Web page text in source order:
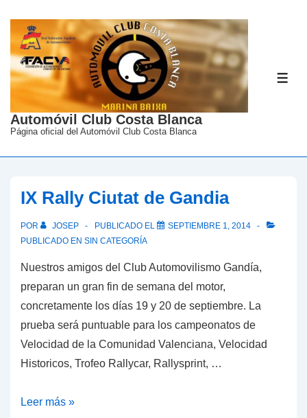
Saltar
contenido
principal
Automóvil Club Costa Blanca
Página oficial del Automóvil Club Costa Blanca
IX Rally Ciutat de Gandia
POR JOSEP PUBLICADO EL
SEPTIEMBRE 1, 2014
PUBLICADO EN SIN CATEGORÍA
Nuestros amigos del Club Automovilismo Gandía,
preparan un gran fin de semana del motor,
concretamente los días 19 y 20 de septiembre. La
prueba será puntuable para los campeonatos de
Velocidad de la Comunidad Valenciana, Velocidad
Historicos, Trofeo Rallycar, Rallysprint, …
IX
Leer más »